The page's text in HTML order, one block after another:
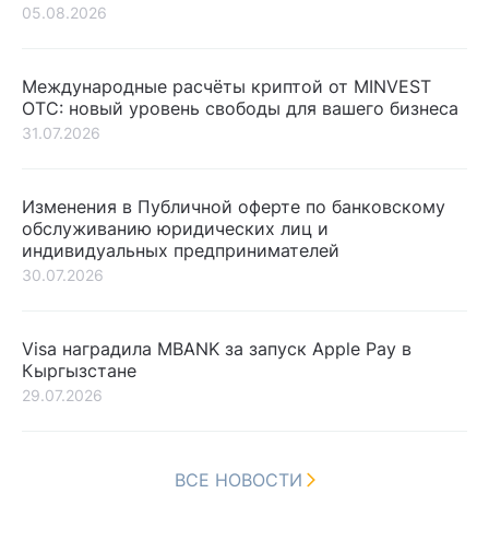
05.08.2026
Международные расчёты криптой от MINVEST
OTC: новый уровень свободы для вашего бизнеса
31.07.2026
Изменения в Публичной оферте по банковскому
обслуживанию юридических лиц и
индивидуальных предпринимателей
30.07.2026
Visa наградила MBANK за запуск Apple Pay в
Кыргызстане
29.07.2026
ВСЕ НОВОСТИ